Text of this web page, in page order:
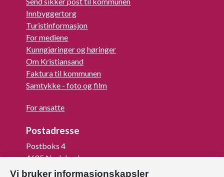
Innbyggertorg
Turistinformasjon
For mediene
Kunngjøringer og høringer
Om Kristiansand
Faktura til kommunen
Samtykke - foto og film
For ansatte
Postadresse
Postboks 4
4685 Nodeland
Vi bruker informasjonskapsler